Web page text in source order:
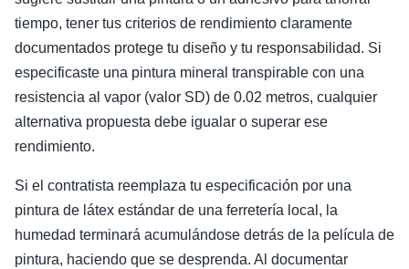
tiempo, tener tus criterios de rendimiento claramente
documentados protege tu diseño y tu responsabilidad. Si
especificaste una pintura mineral transpirable con una
resistencia al vapor (valor SD) de 0.02 metros, cualquier
alternativa propuesta debe igualar o superar ese
rendimiento.
Si el contratista reemplaza tu especificación por una
pintura de látex estándar de una ferretería local, la
humedad terminará acumulándose detrás de la película de
pintura, haciendo que se desprenda. Al documentar